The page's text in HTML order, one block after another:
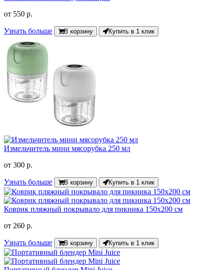
от 550 р.
Узнать больше В корзину Купить в 1 клик
Измельчитель мини мясорубка 250 мл
от 300 р.
Узнать больше В корзину Купить в 1 клик
Коврик пляжный покрывало для пикника 150х200 см
от 260 р.
Узнать больше В корзину Купить в 1 клик